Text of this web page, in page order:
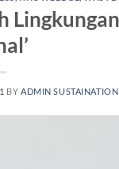
BYADMIN SUSTAINATION